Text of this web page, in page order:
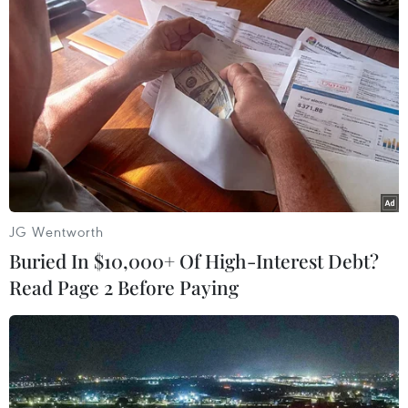
Theo dõi VietnamPlus
TIN LIÊN QUAN
JG Wentworth
Buried In $10,000+ Of High-Interest Debt?
Read Page 2 Before Paying